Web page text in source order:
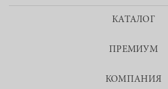
КАТАЛОГ
ПРЕМИУМ
КОМПАНИЯ